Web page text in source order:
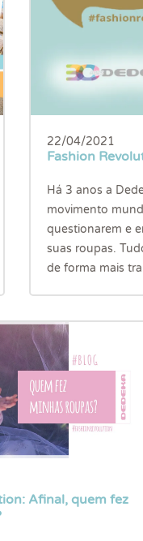
22/04/2021
Fashion
Há 3 anos a
movimento
questionarem e
suas roupas.
de forma mais
Afinal, quem fez